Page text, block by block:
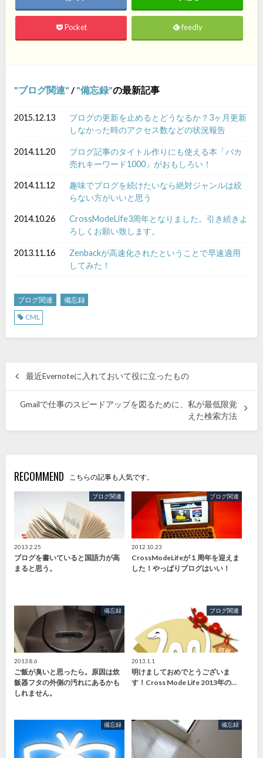
Pocket feedly
ブログ関連 / 備忘録 の最新記事
2015.12.13
ブログの更新を止めるとどうなるか？3ヶ月更新
しなかった時のアクセス数などの状況報告
2014.11.20
ブログ記事のタイトル作りにも使える本「バカ
売れキーワード1000」がおもしろい！
2014.11.12
趣味でブログを続けたいなら絶対ジャンルは絞
らない方がいいと思う
2014.10.26
CrossModeLife3周年となりました。引き続きよ
ろしくお願い致します。
2013.11.16
Zenbackが高速化されたということで早速適用
してみた！
ブログ関連
備忘録
CML
最近Evernoteに入れておいて役に立ったもの
Gmailで仕事のスピードアップを図るために、私が最低限覚
えた検索方法
RECOMMEND こちらの記事も人気です。
ブログ関連
2013.2.25
ブログを書いていると国語力が高
まると思う。
ブログ関連
2012.10.23
CrossModeLifeが１周年を迎えま
した！やっぱりブログはいい！
備忘録
2013.8.6
ご飯が臭いと思ったら。原因は炊
飯器フタの外側の汚れにあるかも
しれません。
ブログ関連
2013.1.1
明けましておめでとうございま
す！Cross Mode Life 2013年の…
備忘録 備忘録